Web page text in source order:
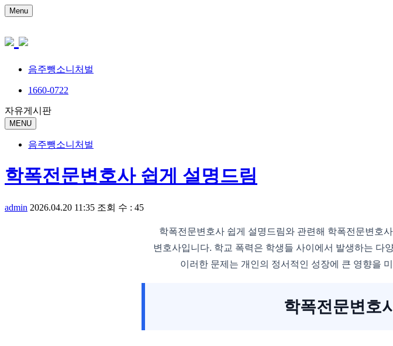
Menu
음주뺑소니처벌
1660-0722
자유게시판
MENU
음주뺑소니처벌
학폭전문변호사 쉽게 설명드림
admin 2026.04.20 11:35 조회 수 : 45
학폭전문변호사 쉽게 설명드림와 관련해 학폭전문변호
변호사입니다. 학교 폭력은 학생들 사이에서 발생하는 다
이러한 문제는 개인의 정서적인 성장에 큰 영향을
학폭전문변호